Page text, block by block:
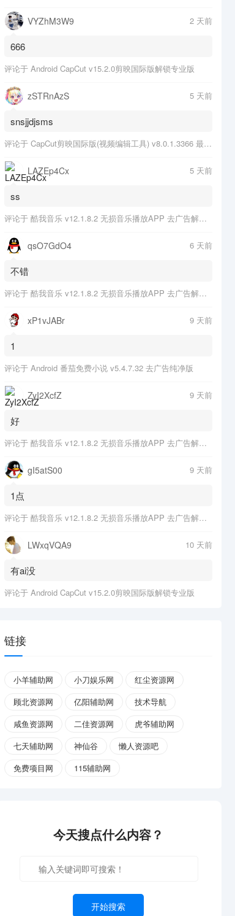
VYZhM3W9 2 天前
666
评论于 Android CapCut v15.2.0剪映国际版解锁专业版
zSTRnAzS 5 天前
snsjjdjsms
评论于 CapCut剪映国际版(视频编辑工具) v8.0.1.3366 最新版
LAZEp4Cx 5 天前
ss
评论于 酷我音乐 v12.1.8.2 无损音乐播放APP 去广告解锁会员版
qsO7GdO4 6 天前
不错
评论于 酷我音乐 v12.1.8.2 无损音乐播放APP 去广告解锁会员版
xP1vJABr 9 天前
1
评论于 Android 番茄免费小说 v5.4.7.32 去广告纯净版
ZyI2XcfZ 9 天前
好
评论于 酷我音乐 v12.1.8.2 无损音乐播放APP 去广告解锁会员版
gI5atS00 9 天前
1点
评论于 酷我音乐 v12.1.8.2 无损音乐播放APP 去广告解锁会员版
LWxqVQA9 10 天前
有ai没
评论于 Android CapCut v15.2.0剪映国际版解锁专业版
链接
小羊辅助网 小刀娱乐网
红尘资源网
顾北资源网
亿阳辅助网
技术导航
咸鱼资源网
二佳资源网
虎爷辅助网
七天辅助网
神仙谷
懒人资源吧
免费项目网
115辅助网
今天搜点什么内容？
开始搜索